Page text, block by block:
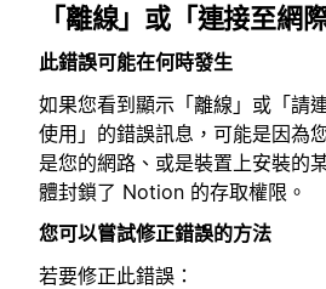
「離線」或「連接至網
此錯誤可能在何時發生
如果您看到顯示「離線」或「請
使用」的錯誤訊息，可能是因為
是您的網路、或是裝置上安裝的
體封鎖了 Notion 的存取權限。
您可以嘗試修正錯誤的方法
若要修正此錯誤：